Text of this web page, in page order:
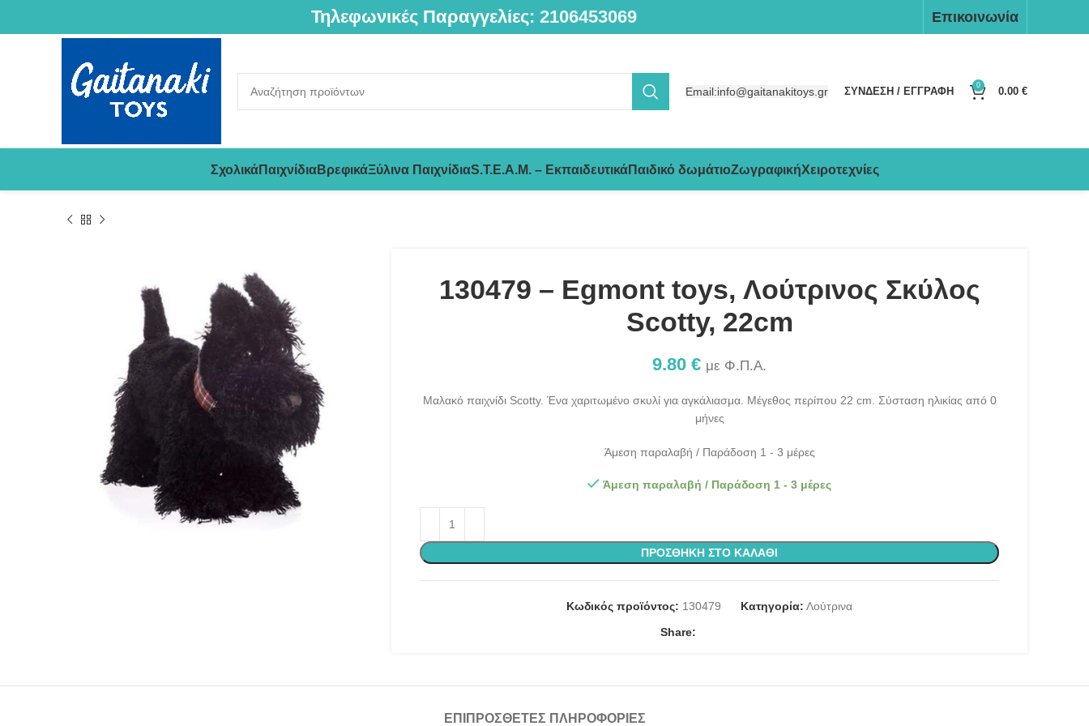
Τηλεφωνικές Παραγγελίες: 2106453069 Επικοινωνία
Email:info@gaitanakitoys.gr ΣΥΝΔΕΣΗ / ΕΓΓΡΑΦΗ
0
0.00 €
ΣχολικάΠαιχνίδιαΒρεφικάΞύλινα ΠαιχνίδιαS.T.E.A.M. – ΕκπαιδευτικάΠαιδικό δωμάτιοΖωγραφικήΧειροτεχνίες
130479 – Egmont toys, Λούτρινος Σκύλος
Scotty, 22cm
9.80€ με Φ.Π.Α.
Μαλακό παιχνίδι Scotty. Ένα χαριτωμένο σκυλί για αγκάλιασμα. Μέγεθος περίπου 22 cm. Σύσταση ηλικίας από 0
μήνες
Άμεση παραλαβή / Παράδοση 1 - 3 μέρες
Άμεση παραλαβή / Παράδοση 1 - 3 μέρες
ΠΡΟΣΘΉΚΗ ΣΤΟ ΚΑΛΆΘΙ
Κωδικός προϊόντος: 130479 Κατηγορία: Λούτρινα
Share:
ΕΠΙΠΡΌΣΘΕΤΕΣ ΠΛΗΡΟΦΟΡΊΕΣ